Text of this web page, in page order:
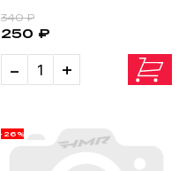
- +
250 ₽
340 ₽
-26%